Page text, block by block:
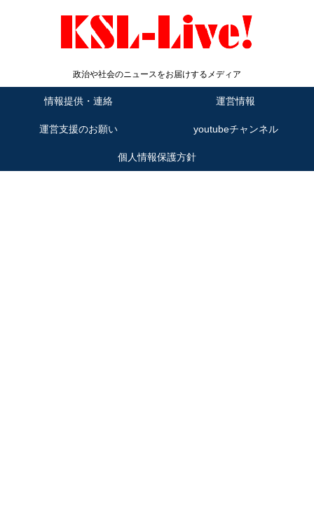
政治や社会のニュースをお届けするメディア
情報提供・連絡 運営情報
運営支援のお願い youtubeチャンネル
個人情報保護方針